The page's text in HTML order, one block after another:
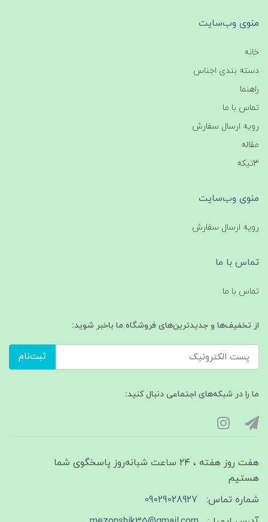
منوی وب‌سایت
خانه
دسته بندی اجناس
راهنما
تماس با ما
رویه ارسال سفارش
مقاله
3تیکه
منوی وب‌سایت
رویه ارسال سفارش
تماس با ما
تماس با ما
از تخفیف‌ها و جدیدترین‌های فروشگاه ما باخبر شوید:
ثبت‌نام
ما را در شبکه‌های اجتماعی دنبال کنید:
هفت روز هفته ، ۲۴ ساعت شبانه‌روز پاسخگوی شما
هستیم
شماره تماس:
09029028927